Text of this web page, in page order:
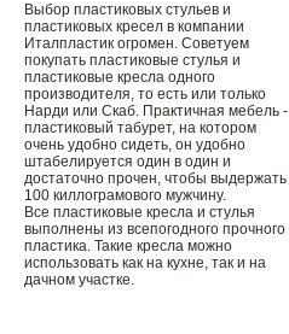
Выбор пластиковых стульев и
пластиковых кресел в компании
Италпластик огромен. Советуем
покупать пластиковые стулья и
пластиковые кресла одного
производителя, то есть или только
Нарди или Скаб. Практичная мебель -
пластиковый табурет, на котором
очень удобно сидеть, он удобно
штабелируется один в один и
достаточно прочен, чтобы выдержать
100 киллограмового мужчину.
Все пластиковые кресла и стулья
выполнены из всепогодного прочного
пластика. Такие кресла можно
использовать как на кухне, так и на
дачном участке.